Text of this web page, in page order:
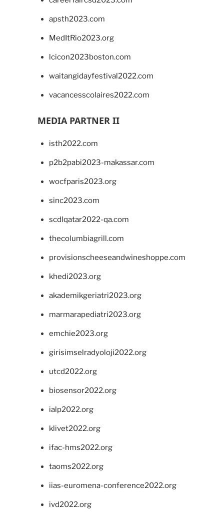
apsth2023.com
MedItRio2023.org
lcicon2023boston.com
waitangidayfestival2022.com
vacancesscolaires2022.com
MEDIA PARTNER II
isth2022.com
p2b2pabi2023-makassar.com
wocfparis2023.org
sinc2023.com
scdlqatar2022-qa.com
thecolumbiagrill.com
provisionscheeseandwineshoppe.com
khedi2023.org
akademikgeriatri2023.org
marmarapediatri2023.org
emchie2023.org
girisimselradyoloji2022.org
utcd2022.org
biosensor2022.org
ialp2022.org
klivet2022.org
ifac-hms2022.org
taoms2022.org
iias-euromena-conference2022.org
ivd2022.org